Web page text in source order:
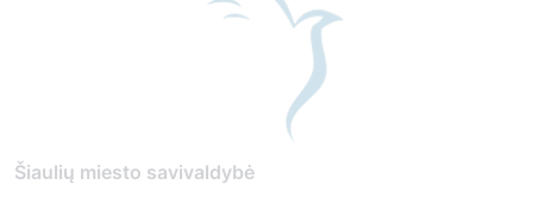
Šiaulių miesto savivaldybė